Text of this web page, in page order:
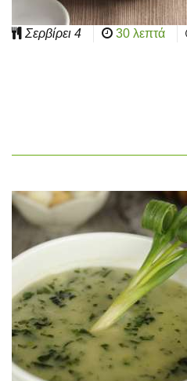
Σερβίρει 4 30 λεπτά